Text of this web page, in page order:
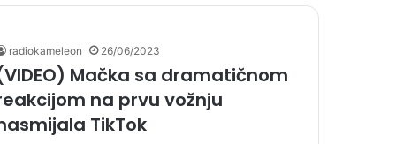
radiokameleon 26/06/2023
Mačka sa dramatičnom
na prvu vožnju
TikTok